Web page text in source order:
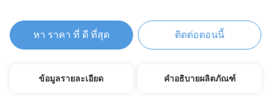
หา ราคา ที่ ดี ที่สุด ติดต่อตอนนี้
ข้อมูลรายละเอียด คำอธิบายผลิตภัณฑ์